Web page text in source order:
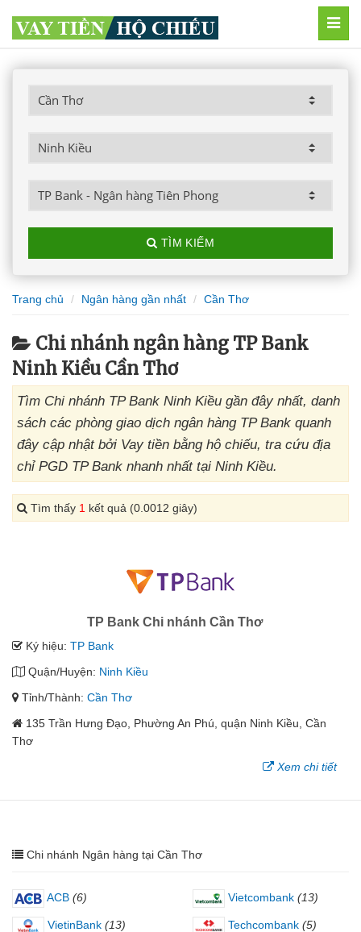
TÌM KIẾM
Trang chủ Ngân hàng gần nhất Cần Thơ
Chi nhánh ngân hàng TP Bank
Ninh Kiều Cần Thơ
Tìm Chi nhánh TP Bank Ninh Kiều gần đây nhất, danh
sách các phòng giao dịch ngân hàng TP Bank quanh
đây cập nhật bởi Vay tiền bằng hộ chiếu, tra cứu địa
chỉ PGD TP Bank nhanh nhất tại Ninh Kiều.
Tìm thấy 1 kết quả (0.0012 giây)
TP Bank Chi nhánh Cần Thơ
Ký hiệu: TP Bank
Quận/Huyện: Ninh Kiều
Tỉnh/Thành: Cần Thơ
135 Trần Hưng Đạo, Phường An Phú, quận Ninh Kiều, Cần
Thơ
Xem chi tiết
Chi nhánh Ngân hàng tại Cần Thơ
ACB (6) Vietcombank (13)
VietinBank (13) Techcombank (5)